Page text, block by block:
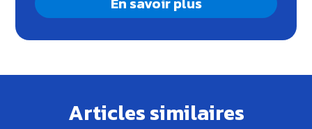
Articles similaires